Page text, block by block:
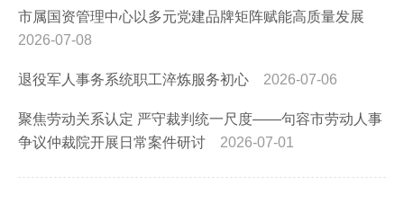
市属国资管理中心以多元党建品牌矩阵赋能高质量发展
2026-07-08
退役军人事务系统职工淬炼服务初心 2026-07-06
聚焦劳动关系认定 严守裁判统一尺度——句容市劳动人事
争议仲裁院开展日常案件研讨
2026-07-01